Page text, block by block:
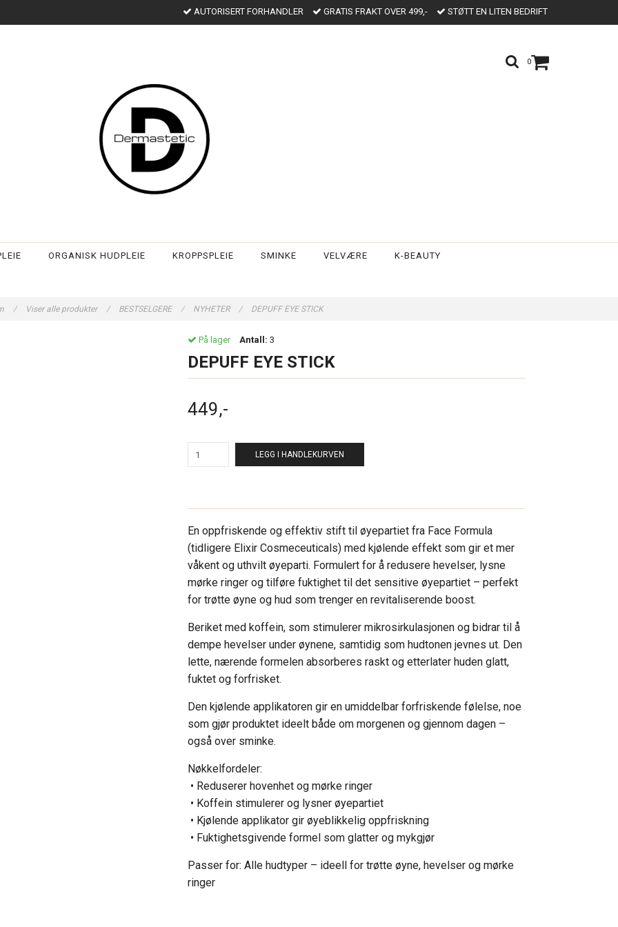
AUTORISERT FORHANDLER GRATIS FRAKT OVER 499,- STØTT EN LITEN BEDRIFT
0
ORGANISK HUDPLEIE KROPPSPLEIE SMINKE VELVÆRE K-BEAUTY
/ Viser alle produkter / BESTSELGERE / NYHETER / DEPUFF EYE STICK
På lager Antall: 3
DEPUFF EYE STICK
449,-
LEGG I HANDLEKURVEN
En oppfriskende og effektiv stift til øyepartiet fra Face Formula
(tidligere Elixir Cosmeceuticals) med kjølende effekt som gir et mer
våkent og uthvilt øyeparti. Formulert for å redusere hevelser, lysne
mørke ringer og tilføre fuktighet til det sensitive øyepartiet – perfekt
for trøtte øyne og hud som trenger en revitaliserende boost.
Beriket med koffein, som stimulerer mikrosirkulasjonen og bidrar til å
dempe hevelser under øynene, samtidig som hudtonen jevnes ut. Den
lette, nærende formelen absorberes raskt og etterlater huden glatt,
fuktet og forfrisket.
Den kjølende applikatoren gir en umiddelbar forfriskende følelse, noe
som gjør produktet ideelt både om morgenen og gjennom dagen –
også over sminke.
Nøkkelfordeler:
• Reduserer hovenhet og mørke ringer
• Koffein stimulerer og lysner øyepartiet
• Kjølende applikator gir øyeblikkelig oppfriskning
• Fuktighetsgivende formel som glatter og mykgjør
Passer for: Alle hudtyper – ideell for trøtte øyne, hevelser og mørke
ringer